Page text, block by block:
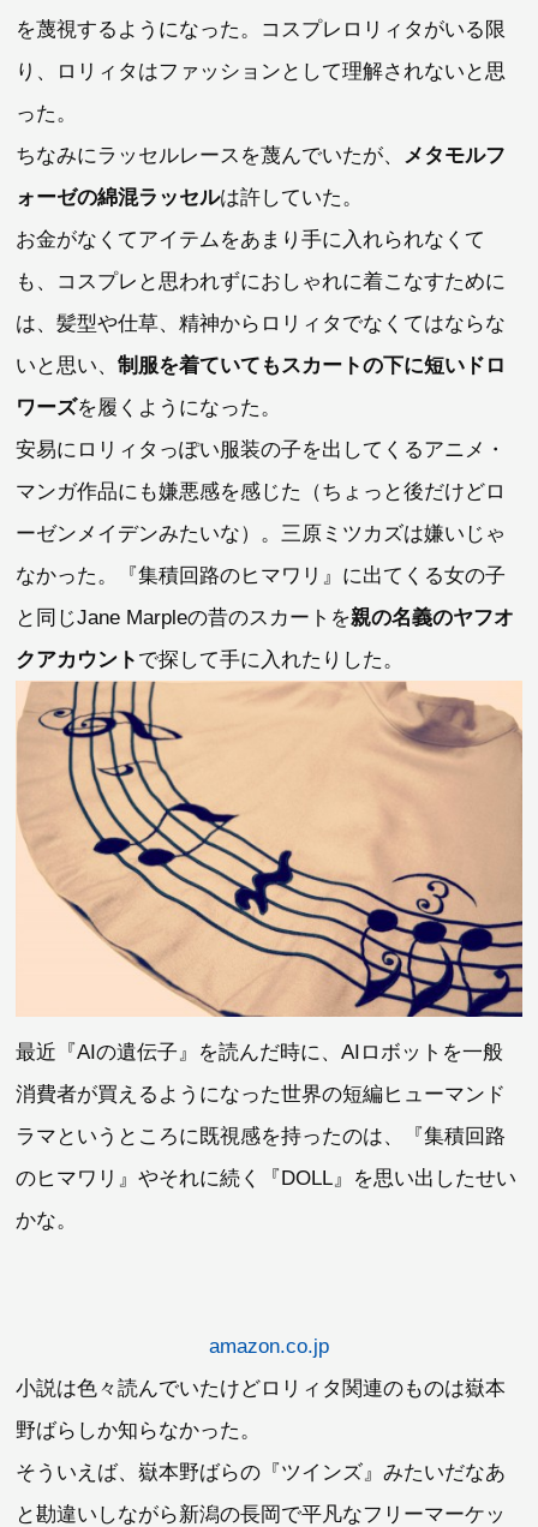
を蔑視するようになった。コスプレロリィタがいる限
り、ロリィタはファッションとして理解されないと思
った。
ちなみにラッセルレースを蔑んでいたが、
メタモルフ
ォーゼの綿混ラッセルは許していた。
お金がなくてアイテムをあまり手に入れられなくて
も、コスプレと思われずにおしゃれに着こなすために
は、髪型や仕草、精神からロリィタでなくてはならな
いと思い、制服を着ていてもスカートの下に短いドロ
ワーズを履くようになった。
安易にロリィタっぽい服装の子を出してくるアニメ・
マンガ作品にも嫌悪感を感じた（ちょっと後だけどロ
ーゼンメイデンみたいな）。三原ミツカズは嫌いじゃ
なかった。『集積回路のヒマワリ』に出てくる女の子
と同じJane Marpleの昔のスカートを親の名義のヤフオ
クアカウント で探して手に入れたりした。
最近『AIの遺伝子』を読んだ時に、AIロボットを一般
消費者が買えるようになった世界の短編ヒューマンド
ラマというところに既視感を持ったのは、『集積回路
のヒマワリ』やそれに続く『DOLL』を思い出したせい
かな。
amazon.co.jp
小説は色々読んでいたけどロリィタ関連のものは嶽本
野ばらしか知らなかった。
そういえば、嶽本野ばらの『ツインズ』みたいだなあ
と勘違いしながら新潟の長岡で平凡なフリーマーケッ